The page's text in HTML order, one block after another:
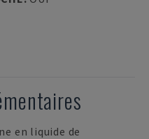
en liquide de